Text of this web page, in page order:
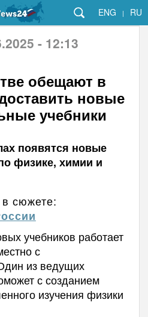
ENG | RU
- 12:13
обещают в
новые
учебники
появятся новые
физике, химии и
сюжете:
учебников работает
с
из ведущих
с созданием
изучения физики